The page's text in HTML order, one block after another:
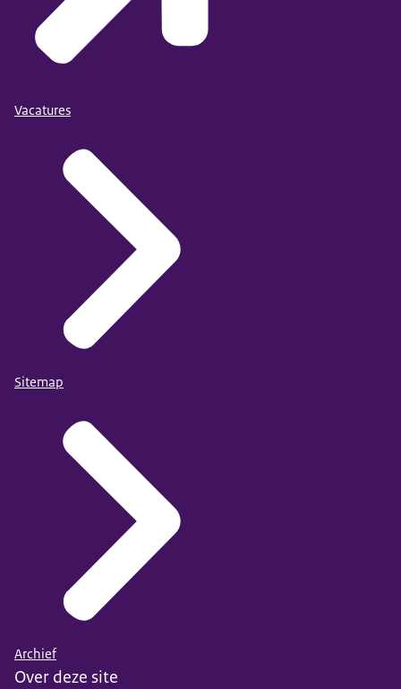
Vacatures
Sitemap
Archief
Over deze site